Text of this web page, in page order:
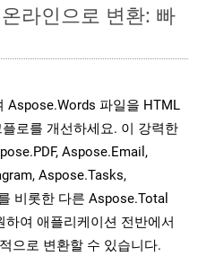
라인으로 변환: 빠
Aspose.Words 파일을 HTML
로를 개선하세요. 이 강력한
Aspose.Email,
Aspose.Tasks,
비롯한 다른 Aspose.Total
여 애플리케이션 전반에서
으로 변환할 수 있습니다.